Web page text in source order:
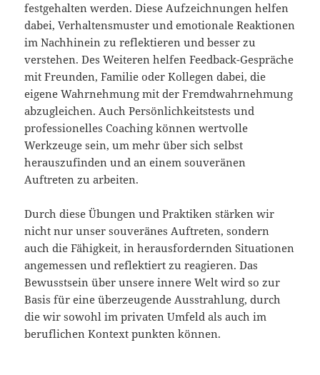
festgehalten werden. Diese Aufzeichnungen helfen
dabei, Verhaltensmuster und emotionale Reaktionen
im Nachhinein zu reflektieren und besser zu
verstehen. Des Weiteren helfen Feedback-Gespräche
mit Freunden, Familie oder Kollegen dabei, die
eigene Wahrnehmung mit der Fremdwahrnehmung
abzugleichen. Auch Persönlichkeitstests und
professionelles Coaching können wertvolle
Werkzeuge sein, um mehr über sich selbst
herauszufinden und an einem souveränen
Auftreten zu arbeiten.
Durch diese Übungen und Praktiken stärken wir
nicht nur unser souveränes Auftreten, sondern
auch die Fähigkeit, in herausfordernden Situationen
angemessen und reflektiert zu reagieren. Das
Bewusstsein über unsere innere Welt wird so zur
Basis für eine überzeugende Ausstrahlung, durch
die wir sowohl im privaten Umfeld als auch im
beruflichen Kontext punkten können.